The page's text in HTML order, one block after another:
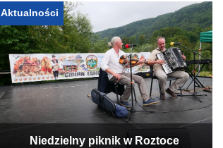
Aktualności
Niedzielny piknik w Roztoce